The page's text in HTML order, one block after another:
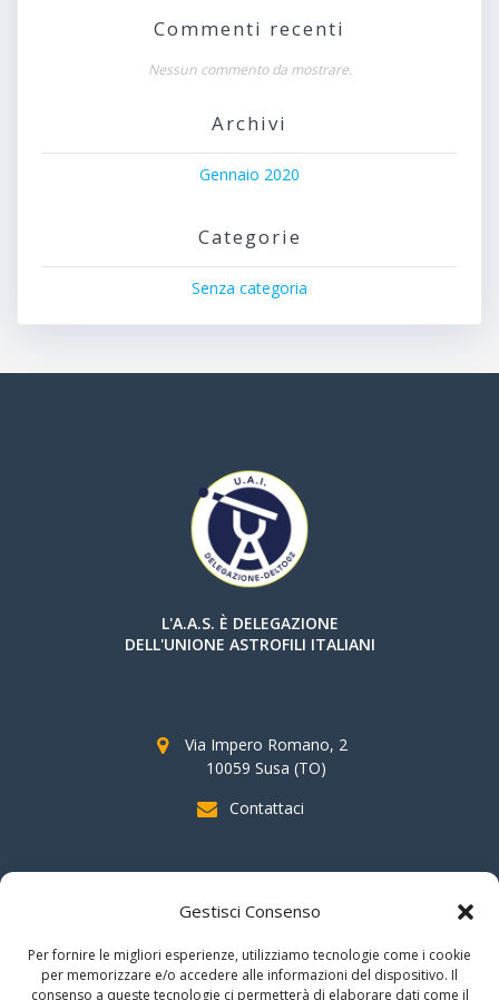
Gestisci Consenso
Per fornire le migliori esperienze, utilizziamo tecnologie come i cookie
per memorizzare e/o accedere alle informazioni del dispositivo. Il
consenso a queste tecnologie ci permetterà di elaborare dati come il
Commenti recenti
Nessun commento da mostrare.
Archivi
Gennaio 2020
Categorie
Senza categoria
L'A.A.S. È DELEGAZIONE
DELL'UNIONE ASTROFILI ITALIANI
Via Impero Romano, 2
10059 Susa (TO)
Contattaci
SOSTIENI AAS
indicando il
C.F. 96020930010
nella dichiarazione dei redditi e
firmando per la destinazione del"cinque per mille".